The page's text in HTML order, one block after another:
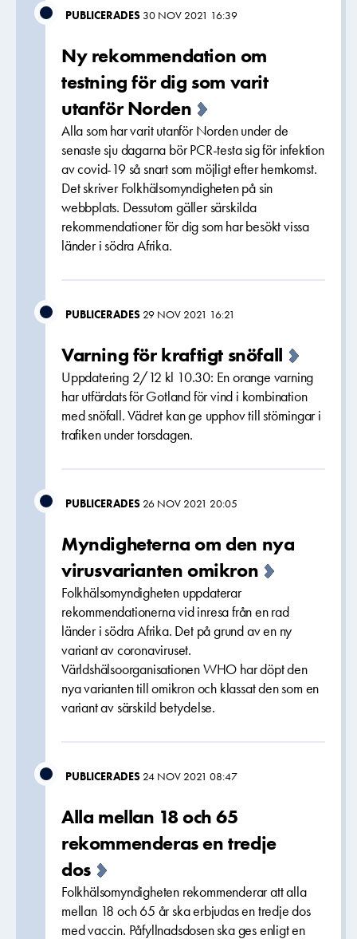
PUBLICERADES 30 NOV 2021 16:39
Ny rekommendation om
testning för dig som varit
utanför Norden
Alla som har varit utanför Norden under de
senaste sju dagarna bör PCR-testa sig för infektion
av covid-19 så snart som möjligt efter hemkomst.
Det skriver Folkhälsomyndigheten på sin
webbplats. Dessutom gäller särskilda
rekommendationer för dig som har besökt vissa
länder i södra Afrika.
PUBLICERADES 29 NOV 2021 16:21
Varning för kraftigt snöfall
Uppdatering 2/12 kl 10.30: En orange varning
har utfärdats för Gotland för vind i kombination
med snöfall. Vädret kan ge upphov till störningar i
trafiken under torsdagen.
PUBLICERADES 26 NOV 2021 20:05
Myndigheterna om den nya
virusvarianten omikron
Folkhälsomyndigheten uppdaterar
rekommendationerna vid inresa från en rad
länder i södra Afrika. Det på grund av en ny
variant av coronaviruset.
Världshälsoorganisationen WHO har döpt den
nya varianten till omikron och klassat den som en
variant av särskild betydelse.
PUBLICERADES 24 NOV 2021 08:47
Alla mellan 18 och 65
rekommenderas en tredje
dos
Folkhälsomyndigheten rekommenderar att alla
mellan 18 och 65 år ska erbjudas en tredje dos
med vaccin. Påfyllnadsdosen ska ges enligt en